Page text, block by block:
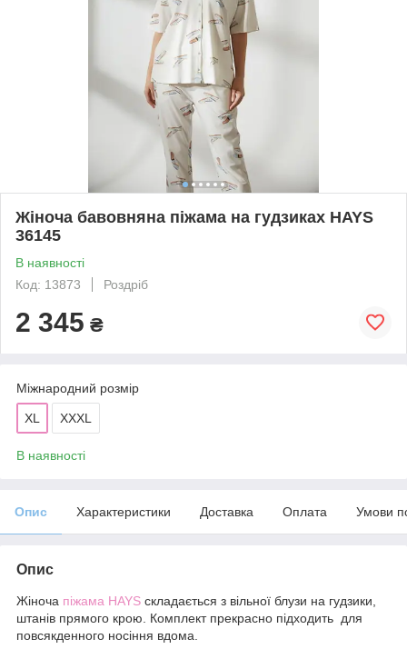
Жіноча бавовняна піжама на гудзиках HAYS
36145
В наявності
Код: 13873
Роздріб
2 345 ₴
Міжнародний розмір
XL XXXL
В наявності
Опис Характеристики Доставка Оплата Умови
Опис
Жіноча піжама HAYS складається з вільної блузи на гудзики,
штанів прямого крою. Комплект прекрасно підходить для
повсякденного носіння вдома.